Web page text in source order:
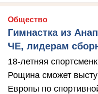
Общество
Гимнастка из
ЧЕ, лидерам
18-летняя
Рощина сможет
Европы по